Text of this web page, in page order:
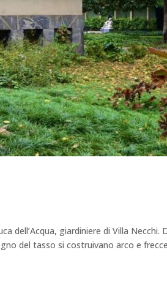
dell’Acqua, giardiniere di Villa Necchi.
del tasso si costruivano arco e